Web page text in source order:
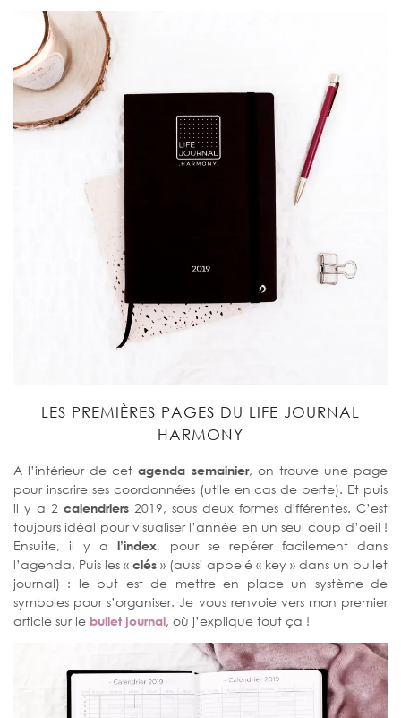
LES PREMIÈRES PAGES DU LIFE JOURNAL
HARMONY
A l’intérieur de cetagenda semainier, on trouve une page
pour inscrire ses coordonnées (utile en cas de perte). Et puis
il y a 2 calendriers 2019, sous deux formes différentes. C’est
toujours idéal pour visualiser l’année en un seul coup d’oeil !
Ensuite, il y al’index, pour se repérer facilement dans
l’agenda. Puis les «clés » (aussi appelé « key » dans un bullet
journal) : le but est de mettre en place un système de
symboles pour s’organiser. Je vous renvoie vers mon premier
article sur le bullet journal, où j’explique tout ça !